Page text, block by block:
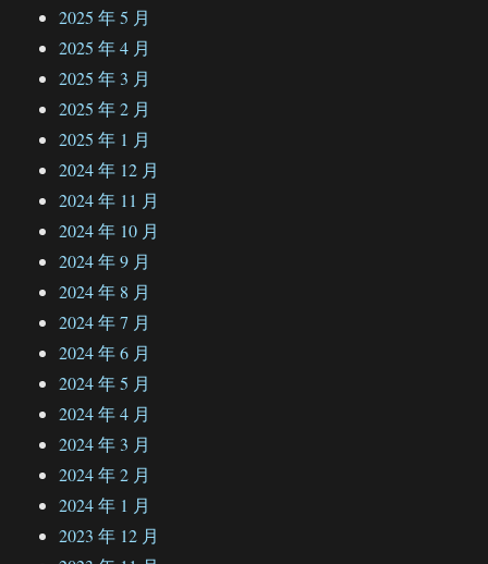
2025 年 5 月
2025 年 4 月
2025 年 3 月
2025 年 2 月
2025 年 1 月
2024 年 12 月
2024 年 11 月
2024 年 10 月
2024 年 9 月
2024 年 8 月
2024 年 7 月
2024 年 6 月
2024 年 5 月
2024 年 4 月
2024 年 3 月
2024 年 2 月
2024 年 1 月
2023 年 12 月